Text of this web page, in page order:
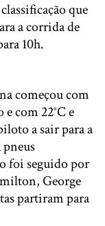
que
a corrida de
10h.
começou com
com 22°C e
a sair para a
foi seguido por
George
partiram para